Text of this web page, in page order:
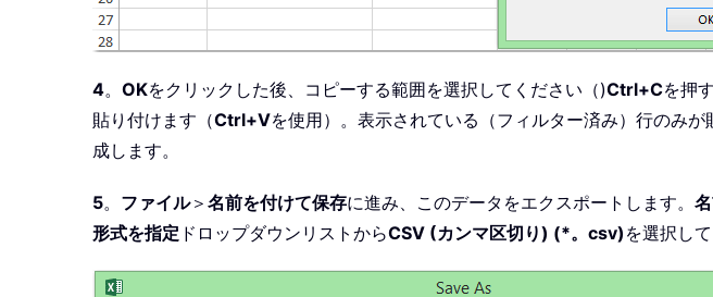
4。 OKをクリックした後、コピーする範囲を選択してください（)Ctrl+Cを押
貼り付けます（Ctrl+Vを使用）。表示されている（フィルター済み）行のみ
成します。
5。 ファイル＞ 名前を付けて保存に進み、このデータをエクスポートします。
形式を指定 ドロップダウンリストからCSV (カンマ区切り) (*。csv) を選択し